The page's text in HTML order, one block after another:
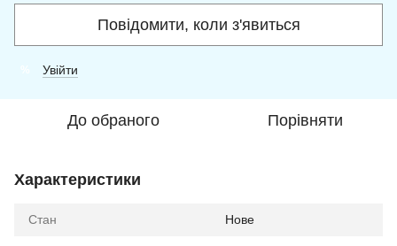
Повідомити, коли з'явиться
Увійти
До обраного Порівняти
Характеристики
Стан Нове